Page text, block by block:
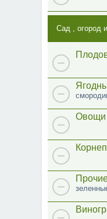
Сад , огород
Овощи